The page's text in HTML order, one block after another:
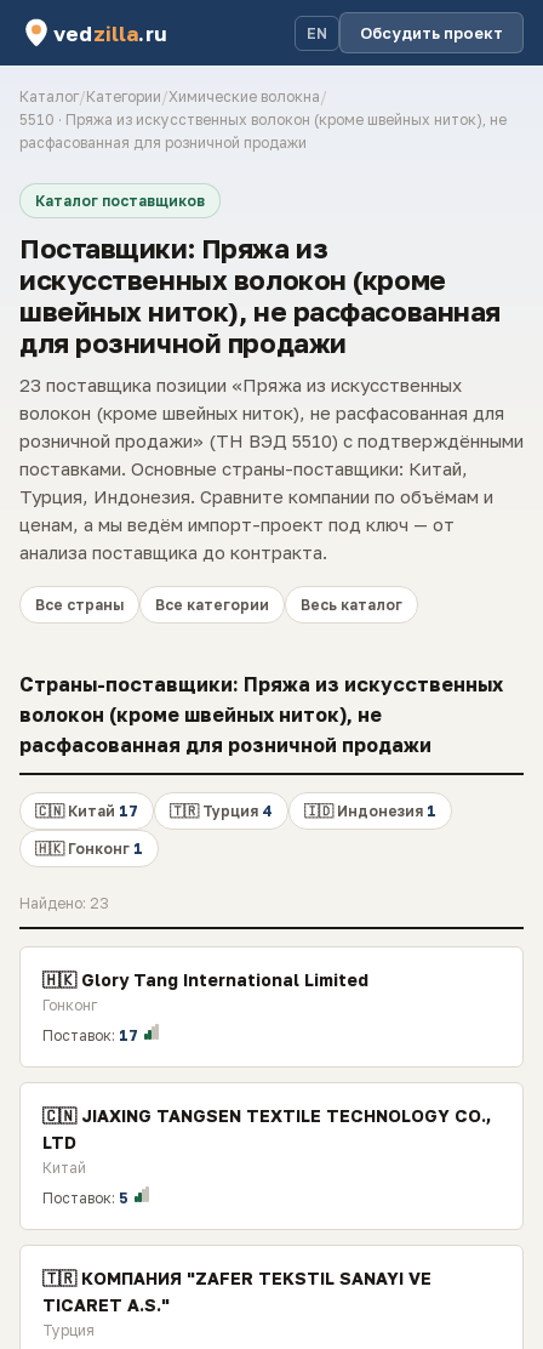
vedzilla.ru EN Обсудить проект
Каталог/Категории/Химические волокна/
5510 · Пряжа из искусственных волокон (кроме швейных ниток), не
расфасованная для розничной продажи
Каталог поставщиков
Поставщики: Пряжа из
искусственных волокон (кроме
швейных ниток), не расфасованная
для розничной продажи
23 поставщика позиции «Пряжа из искусственных
волокон (кроме швейных ниток), не расфасованная для
розничной продажи» (ТН ВЭД 5510) с подтверждёнными
поставками. Основные страны-поставщики: Китай,
Турция, Индонезия. Сравните компании по объёмам и
ценам, а мы ведём импорт-проект под ключ — от
анализа поставщика до контракта.
Все страны Все категории Весь каталог
Страны-поставщики: Пряжа из искусственных
волокон (кроме швейных ниток), не
расфасованная для розничной продажи
🇨🇳 Китай 17 🇹🇷 Турция 4 🇮🇩 Индонезия 1
🇭🇰 Гонконг 1
Найдено: 23
🇭🇰 Glory Tang International Limited
Гонконг
Поставок: 17
🇨🇳 JIAXING TANGSEN TEXTILE TECHNOLOGY CO.,
LTD
Китай
Поставок: 5
🇹🇷 КОМПАНИЯ "ZAFER TEKSTIL SANAYI VE
TICARET A.S."
Турция